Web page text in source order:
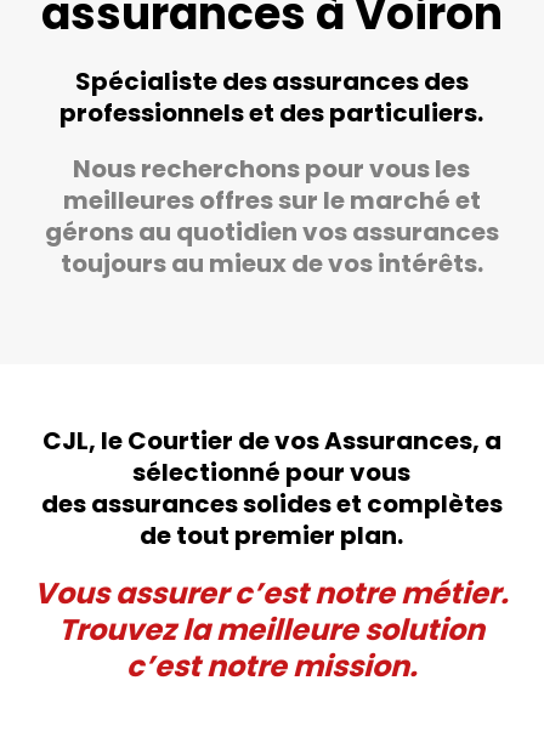
assurances à Voiron
Spécialiste des assurances des
professionnels et des particuliers.
Nous recherchons pour vous les
meilleures offres sur le marché et
gérons au quotidien vos assurances
toujours au mieux de vos intérêts.
CJL, le Courtier de vos Assurances, a
sélectionné pour vous
des assurances solides et complètes
de tout premier plan.
Vous assurer c’est notre métier.
Trouvez la meilleure solution
c’est notre mission.